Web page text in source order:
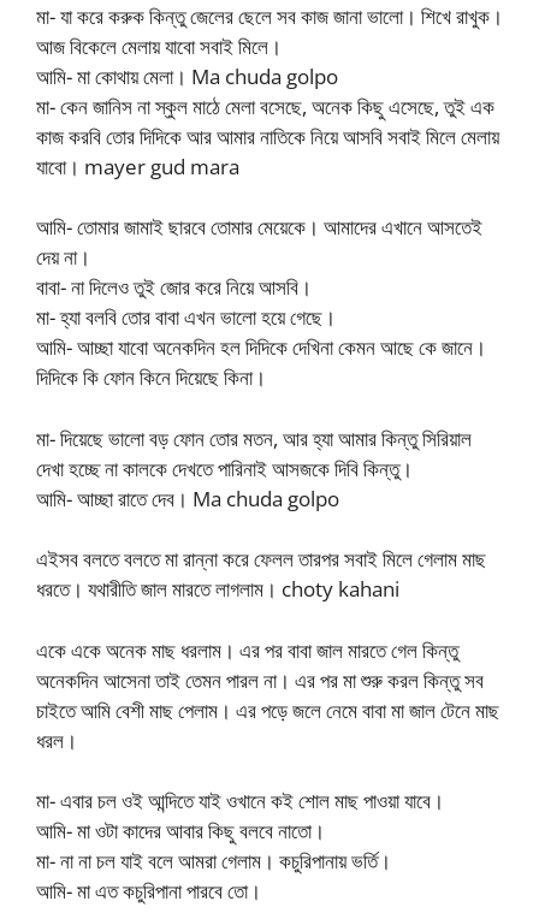
মা- যা করে করুক কিন্তু জেলের ছেলে সব কাজ জানা ভালো। শিখে রাখুক।
আজ বিকেলে মেলায় যাবো সবাই মিলে।
আমি- মা কোথায় মেলা। Ma chuda golpo
মা- কেন জানিস না স্কুল মাঠে মেলা বসেছে, অনেক কিছু এসেছে, তুই এক
কাজ করবি তোর দিদিকে আর আমার নাতিকে নিয়ে আসবি সবাই মিলে মেলায়
যাবো। mayer gud mara
আমি- তোমার জামাই ছারবে তোমার মেয়েকে। আমাদের এখানে আসতেই
দেয় না।
বাবা- না দিলেও তুই জোর করে নিয়ে আসবি।
মা- হ্যা বলবি তোর বাবা এখন ভালো হয়ে গেছে।
আমি- আচ্ছা যাবো অনেকদিন হল দিদিকে দেখিনা কেমন আছে কে জানে।
দিদিকে কি ফোন কিনে দিয়েছে কিনা।
মা- দিয়েছে ভালো বড় ফোন তোর মতন, আর হ্যা আমার কিন্তু সিরিয়াল
দেখা হচ্ছে না কালকে দেখতে পারিনাই আসজকে দিবি কিন্তু।
আমি- আচ্ছা রাতে দেব। Ma chuda golpo
এইসব বলতে বলতে মা রান্না করে ফেলল তারপর সবাই মিলে গেলাম মাছ
ধরতে। যথারীতি জাল মারতে লাগলাম। choty kahani
একে একে অনেক মাছ ধরলাম। এর পর বাবা জাল মারতে গেল কিন্তু
অনেকদিন আসেনা তাই তেমন পারল না। এর পর মা শুরু করল কিন্তু সব
চাইতে আমি বেশী মাছ পেলাম। এর পড়ে জলে নেমে বাবা মা জাল টেনে মাছ
ধরল।
মা- এবার চল ওই আন্দিতে যাই ওখানে কই শোল মাছ পাওয়া যাবে।
আমি- মা ওটা কাদের আবার কিছু বলবে নাতো।
মা- না না চল যাই বলে আমরা গেলাম। কচুরিপানায় ভর্তি।
আমি- মা এত কচুরিপানা পারবে তো।